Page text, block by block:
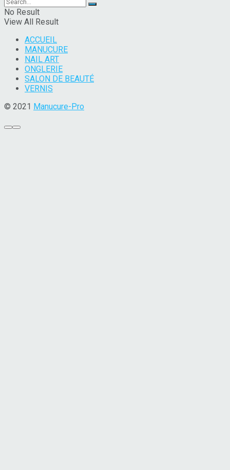
No Result
View All Result
ACCUEIL
MANUCURE
NAIL ART
ONGLERIE
SALON DE BEAUTÉ
VERNIS
© 2021 Manucure-Pro